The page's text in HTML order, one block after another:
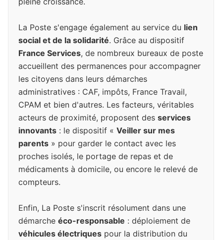
La Poste s'engage également au service du lien
social et de la solidarité. Grâce au dispositif
France Services, de nombreux bureaux de poste
accueillent des permanences pour accompagner
les citoyens dans leurs démarches
administratives : CAF, impôts, France Travail,
CPAM et bien d'autres. Les facteurs, véritables
acteurs de proximité, proposent des services
innovants : le dispositif « Veiller sur mes
parents » pour garder le contact avec les
proches isolés, le portage de repas et de
médicaments à domicile, ou encore le relevé de
compteurs.
Enfin, La Poste s'inscrit résolument dans une
démarche éco-responsable : déploiement de
véhicules électriques pour la distribution du